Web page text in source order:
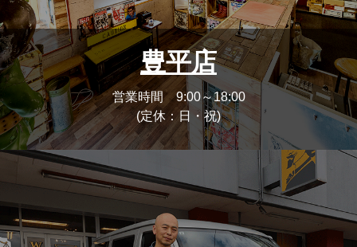
豊平店
営業時間 9:00～18:00
(定休：日・祝)